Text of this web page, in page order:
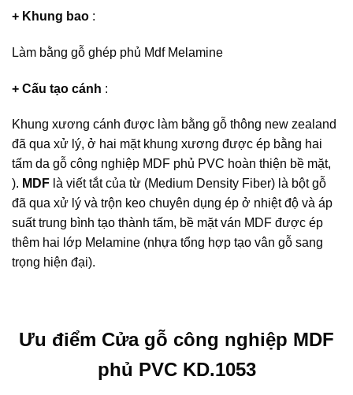
+ Khung bao :
Làm bằng gỗ ghép phủ Mdf Melamine
+ Cấu tạo cánh :
Khung xương cánh được làm bằng gỗ thông new zealand
đã qua xử lý, ở hai mặt khung xương được ép bằng hai
tấm da gỗ công nghiệp MDF phủ PVC hoàn thiện bề mặt,
). MDF là viết tắt của từ (Medium Density Fiber) là bột gỗ
đã qua xử lý và trộn keo chuyên dụng ép ở nhiệt độ và áp
suất trung bình tạo thành tấm, bề mặt ván MDF được ép
thêm hai lớp Melamine (nhựa tổng hợp tạo vân gỗ sang
trọng hiện đại).
Ưu điểm Cửa gỗ công nghiệp MDF
phủ PVC KD.1053